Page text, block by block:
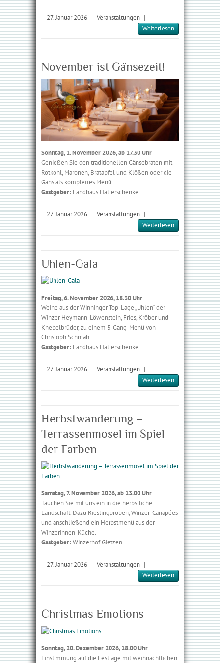
| 27. Januar 2026 | Veranstaltungen |
Weiterlesen
November ist Gänsezeit!
Sonntag, 1. November 2026, ab 17.30 Uhr
Genießen Sie den traditionellen Gänsebraten mit
Rotkohl, Maronen, Bratapfel und Klößen oder die
Gans als komplettes Menü.
Gastgeber: Landhaus Halferschenke
| 27. Januar 2026 | Veranstaltungen |
Weiterlesen
Uhlen-Gala
Freitag, 6. November 2026, 18.30 Uhr
Weine aus der Winninger Top-Lage „Uhlen“ der
Winzer Hey­mann-Löwenstein, Fries, Kröber und
Knebelbrüder, zu einem 5-Gang-Menü von
Christoph Schmah.
Gastgeber: Landhaus Halferschenke
| 27. Januar 2026 | Veranstaltungen |
Weiterlesen
Herbstwanderung –
Terrassenmosel im Spiel
der Farben
Samstag, 7. November 2026, ab 13.00 Uhr
Tauchen Sie mit uns ein in die herbstliche
Landschaft. Dazu Rieslingproben, Winzer-Canapées
und anschließend ein Herbstmenü aus der
Winzerinnen-Küche.
Gastgeber: Winzerhof Gietzen
| 27. Januar 2026 | Veranstaltungen |
Weiterlesen
Christmas Emotions
Sonntag, 20. Dezember 2026, 18.00 Uhr
Einstimmung auf die Festtage mit weih­nachtlichen